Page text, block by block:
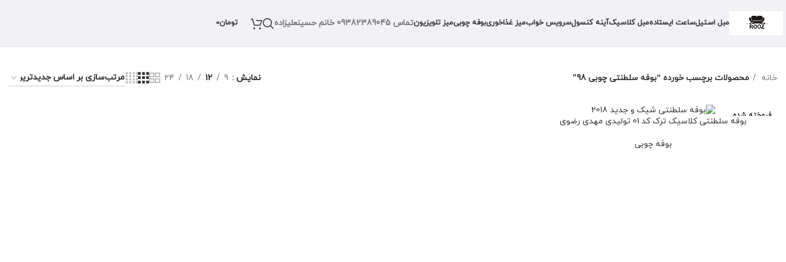
مبل استیلساعت ایستادهمبل کلاسیکآینه کنسولسرویس خوابمیز غذاخوریبوفه چوبیمیز تلویزیونتماس 09382389045 خانم حسینعلیزاده تومان0
خانه محصولات برچسب خورده “بوفه سلطنتی چوبی 98” نمایش 9
12
18
24
فروخته شده
بوفه سلطنتی کلاسیک ترک کد 01 تولیدی مهدی رضوی
بوفه چوبی